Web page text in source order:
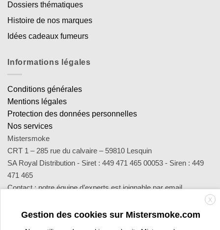
Dossiers thématiques
Histoire de nos marques
Idées cadeaux fumeurs
Informations légales
Conditions générales
Mentions légales
Protection des données personnelles
Nos services
Mistersmoke
CRT 1 – 285 rue du calvaire – 59810 Lesquin
SA Royal Distribution - Siret : 449 471 465 00053 - Siren : 449
471 465
Contact : notre équipe d’experts est joignable par email
sav@mistersmoke.com ou par téléphone au 03 20 90 56 55 du
lundi au vendredi de 9h à 17h.
X
Gestion des cookies sur Mistersmoke.com